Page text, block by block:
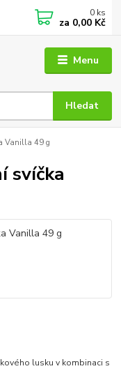
Menu
Hledat
0 ks
za 0,00 Kč
Vanilla 49 g
svíčka
lusku v kombinaci s